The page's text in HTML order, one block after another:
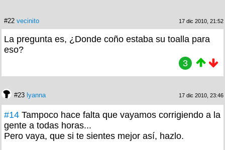
#22 vecinito 17 dic 2010, 21:52
La pregunta es, ¿Donde coño estaba su toalla para
eso?
3
#23 lyanna 17 dic 2010, 23:46
#14 Tampoco hace falta que vayamos corrigiendo a la
gente a todas horas...
Pero vaya, que si te sientes mejor así, hazlo.